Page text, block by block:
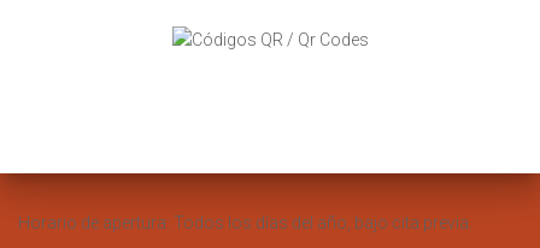
Horario de apertura: Todos los días del año, bajo cita previa.